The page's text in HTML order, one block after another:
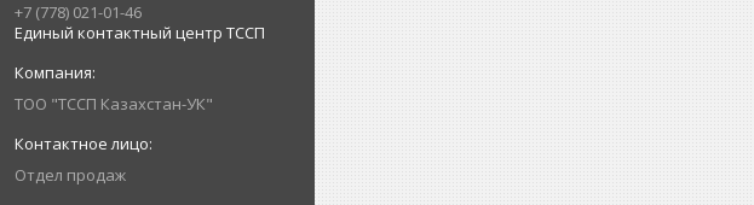
+7 (778) 021-01-46
Единый контактный центр ТССП
ТОО "ТССП Казахстан-УК"
Отдел продаж